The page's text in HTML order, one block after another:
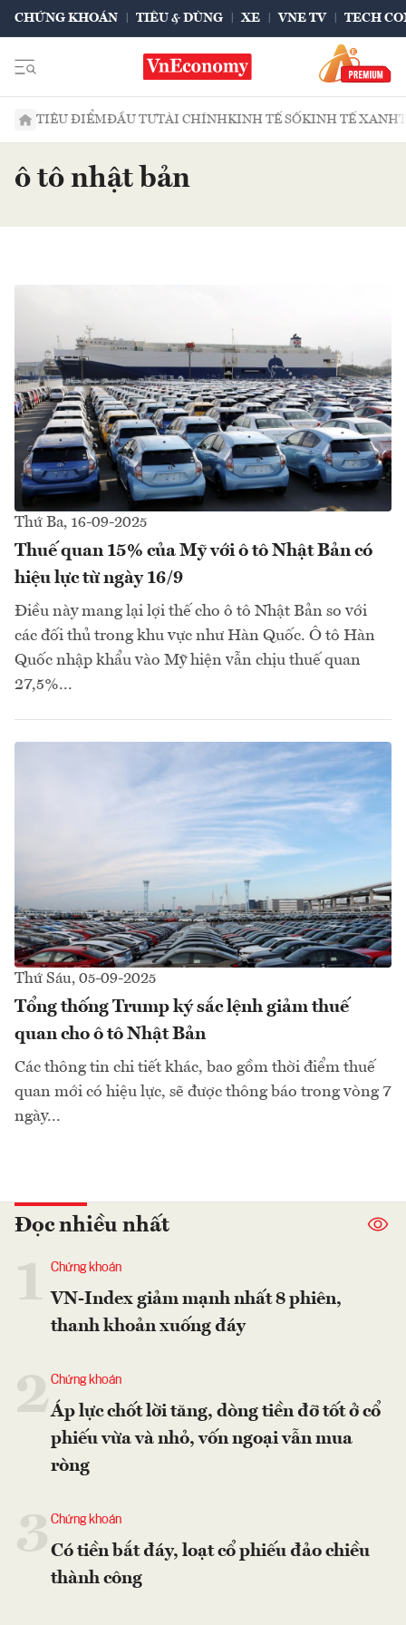
CHỨNG KHOÁN TIÊU & DÙNG XE VNE TV TECH
TIÊU ĐIỂMĐẦU TƯTÀI CHÍNHKINH TẾ SỐKINH TẾ XANH
ô tô nhật bản
Thứ Ba, 16-09-2025
Thuế quan 15% của Mỹ với ô tô Nhật Bản có
hiệu lực từ ngày 16/9
Điều này mang lại lợi thế cho ô tô Nhật Bản so với
các đối thủ trong khu vực như Hàn Quốc. Ô tô Hàn
Quốc nhập khẩu vào Mỹ hiện vẫn chịu thuế quan
27,5%...
Thứ Sáu, 05-09-2025
Tổng thống Trump ký sắc lệnh giảm thuế
quan cho ô tô Nhật Bản
Các thông tin chi tiết khác, bao gồm thời điểm thuế
quan mới có hiệu lực, sẽ được thông báo trong vòng 7
ngày...
Đọc nhiều nhất
Chứng khoán
VN-Index giảm mạnh nhất 8 phiên,
thanh khoản xuống đáy
2Chứng khoán
Áp lực chốt lời tăng, dòng tiền đỡ tốt ở cổ
phiếu vừa và nhỏ, vốn ngoại vẫn mua
ròng
Chứng khoán
Có tiền bắt đáy, loạt cổ phiếu đảo chiều
thành công